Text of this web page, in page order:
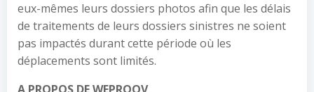
eux-mêmes leurs dossiers photos afin que les délais
de traitements de leurs dossiers sinistres ne soient
pas impactés durant cette période où les
déplacements sont limités.